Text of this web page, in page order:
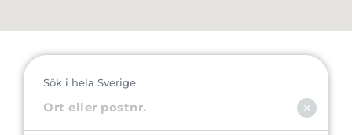
Sök i hela Sverige